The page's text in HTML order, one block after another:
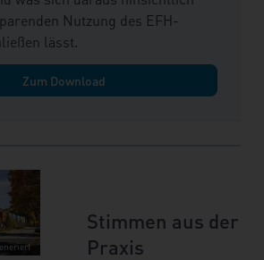
Nutzung des EFH-
lässt.
Zum Download
Stimmen aus der
Praxis